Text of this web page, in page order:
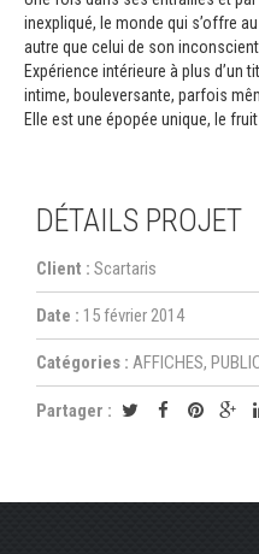
inexpliqué, le monde qui s’offre
autre que celui de son
Expérience intérieure à plus d’un
intime, bouleversante, parfois
Elle est une épopée unique, le
DÉTAILS PROJET
Client : Scartaris
Date : 15 février 2014
Catégories : AFFICHES,
Partager :